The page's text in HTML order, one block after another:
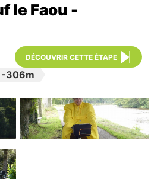
le Faou -
DÉCOUVRIR CETTE ÉTAPE
-306m